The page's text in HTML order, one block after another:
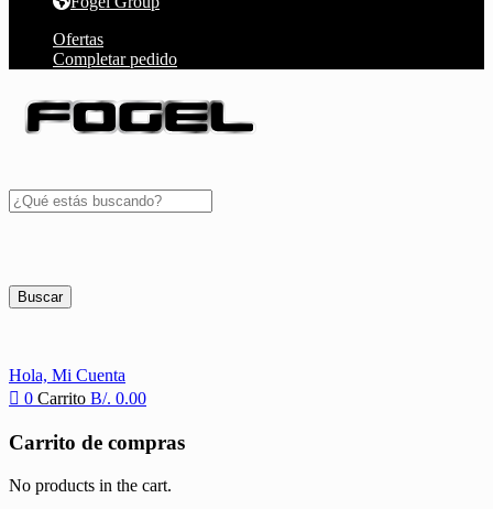
Ofertas
Completar pedido
Buscar
Hola, Mi Cuenta
0 Carrito B/. 0.00
Carrito de compras
No products in the cart.